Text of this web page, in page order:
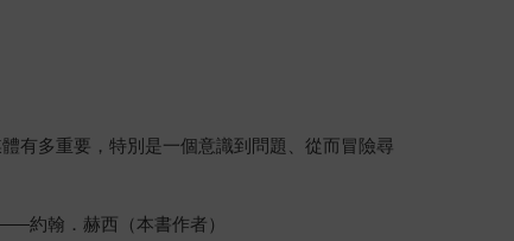
有多重要，特別是一個意識到問題、從而冒險尋
約翰．赫西（本書作者）